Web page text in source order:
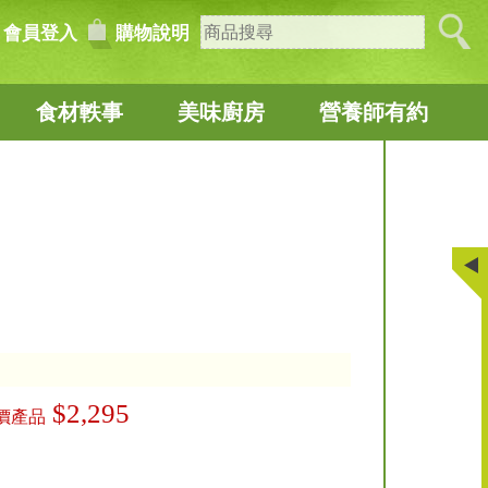
會員登入 購物說明
食材軼事 美味廚房 營養師有約
產品 $2,295